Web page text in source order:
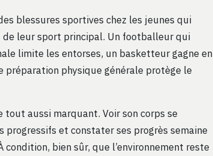
blessures sportives chez les jeunes qui
leur sport principal. Un footballeur qui
limite les entorses, un basketteur gagne en
physique générale protège le
aussi marquant. Voir son corps se
et constater ses progrès semaine
condition, bien sûr, que l’environnement reste